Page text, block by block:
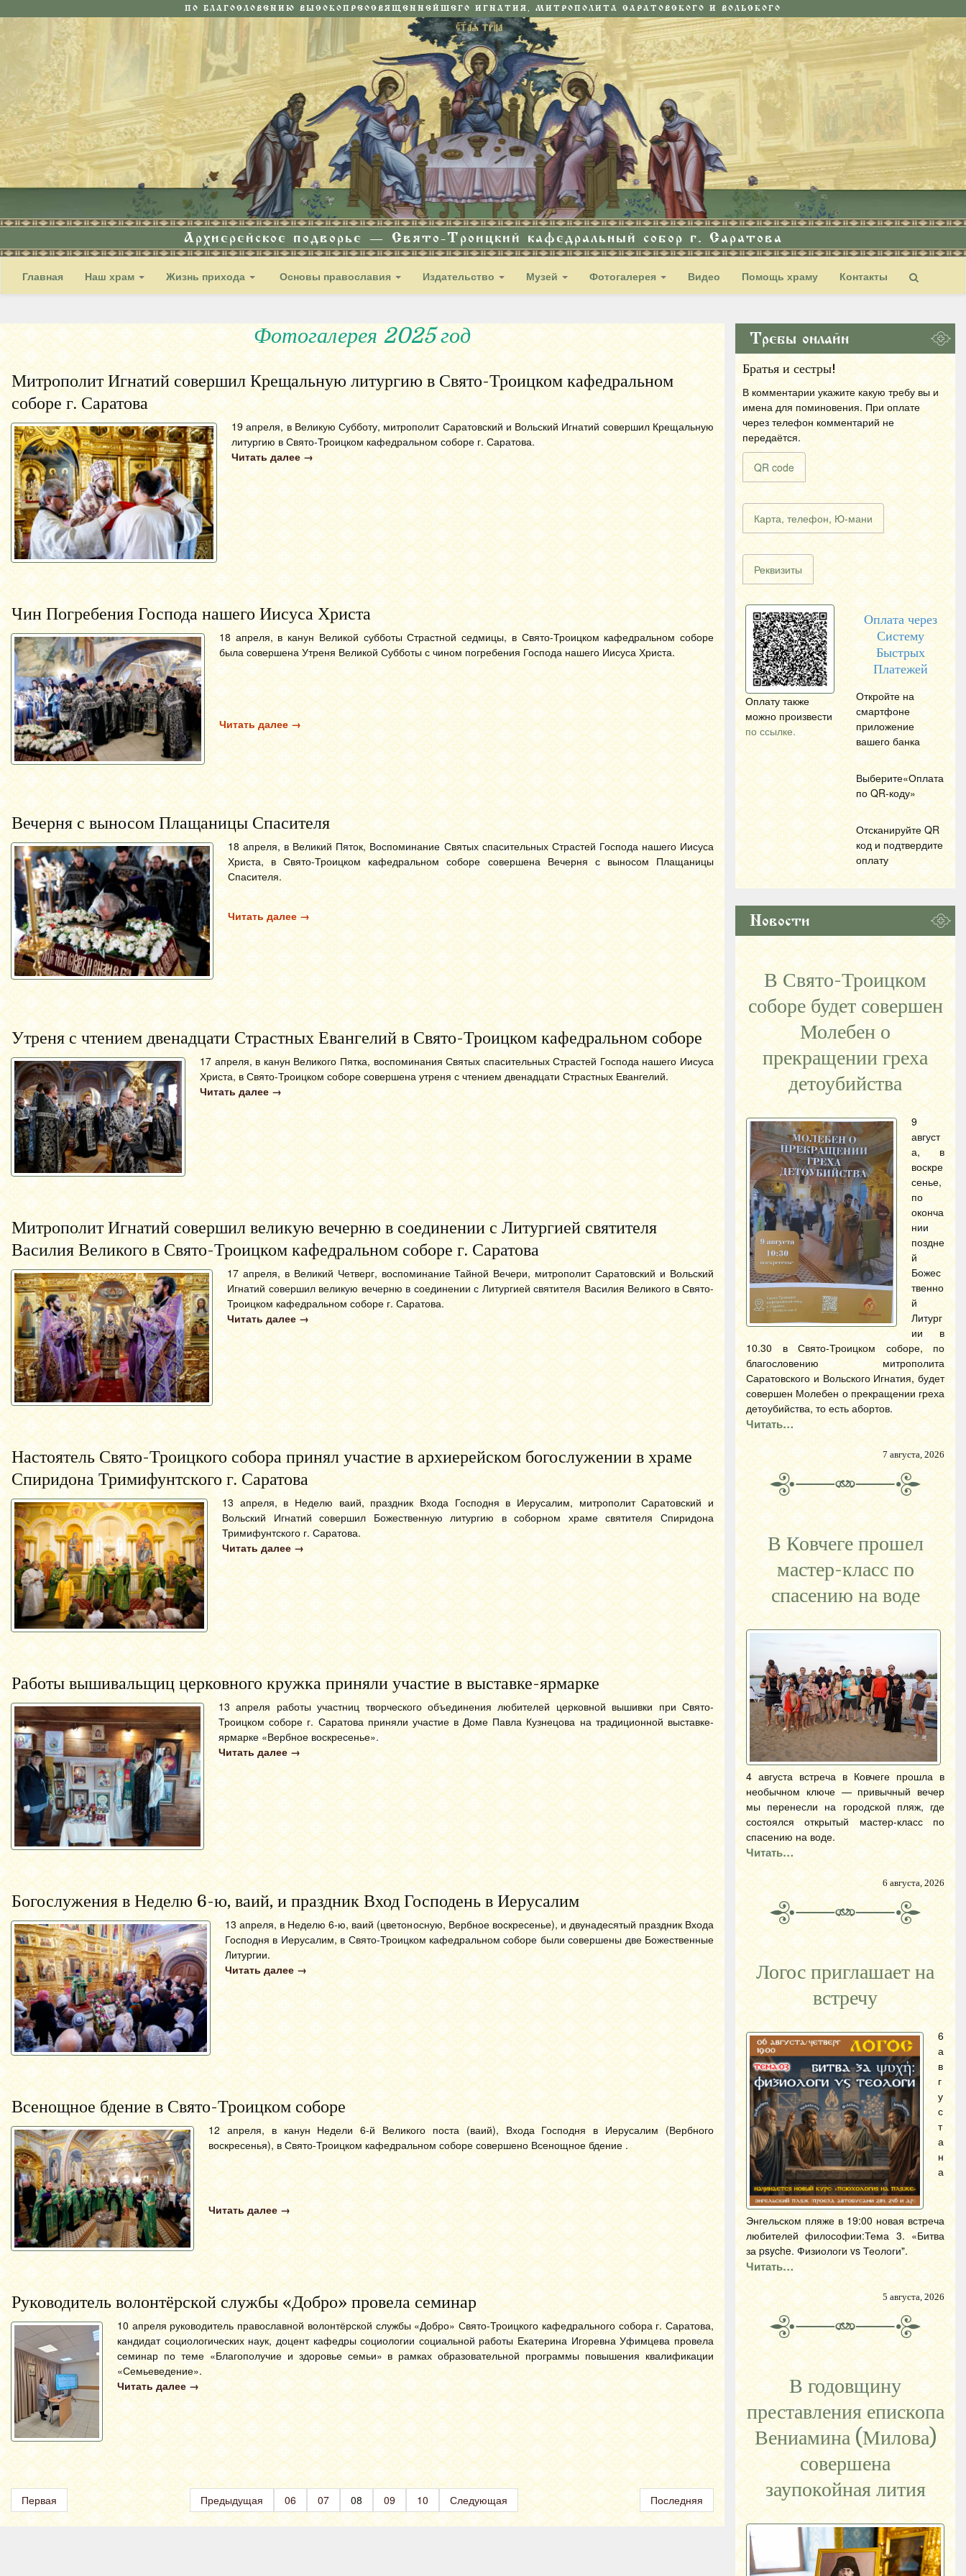
ПО БЛАГОСЛОВЕНИЮ ВЫСОКОПРЕОСВЯЩЕННЕЙШЕГО ИГНАТИЯ, МИТРОПОЛИТА САРАТОВСКОГО И ВОЛЬСКОГО
Архиерейское подворье — Свято-Троицкий кафедральный собор г. Саратова
Главная Наш храм Жизнь прихода Основы православия Издательство Музей Фотогалерея Видео Помощь храму Контакты
Фотогалерея 2025 год
Митрополит Игнатий совершил Крещальную литургию в Свято-Троицком кафедральном
соборе г. Саратова
19 апреля, в Великую Субботу, митрополит Саратовский и Вольский Игнатий совершил Крещальную
литургию в Свято-Троицком кафедральном соборе г. Саратова.
Читать далее →
Чин Погребения Господа нашего Иисуса Христа
18 апреля, в канун Великой субботы Страстной седмицы, в Свято-Троицком кафедральном соборе
была совершена Утреня Великой Субботы с чином погребения Господа нашего Иисуса Христа.
Читать далее →
Вечерня с выносом Плащаницы Спасителя
18 апреля, в Великий Пяток, Воспоминание Святых спасительных Страстей Господа нашего Иисуса
Христа, в Свято-Троицком кафедральном соборе совершена Вечерня с выносом Плащаницы
Спасителя.
Читать далее →
Утреня с чтением двенадцати Страстных Евангелий в Свято-Троицком кафедральном соборе
17 апреля, в канун Великого Пятка, воспоминания Святых спасительных Страстей Господа нашего Иисуса
Христа, в Свято-Троицком соборе совершена утреня с чтением двенадцати Страстных Евангелий.
Читать далее →
Митрополит Игнатий совершил великую вечерню в соединении с Литургией святителя
Василия Великого в Свято-Троицком кафедральном соборе г. Саратова
17 апреля, в Великий Четверг, воспоминание Тайной Вечери, митрополит Саратовский и Вольский
Игнатий совершил великую вечерню в соединении с Литургией святителя Василия Великого в Свято-
Троицком кафедральном соборе г. Саратова.
Читать далее →
Настоятель Свято-Троицкого собора принял участие в архиерейском богослужении в храме
Спиридона Тримифунтского г. Саратова
13 апреля, в Неделю ваий, праздник Входа Господня в Иерусалим, митрополит Саратовский и
Вольский Игнатий совершил Божественную литургию в соборном храме святителя Спиридона
Тримифунтского г. Саратова.
Читать далее →
Работы вышивальщиц церковного кружка приняли участие в выставке-ярмарке
13 апреля работы участниц творческого объединения любителей церковной вышивки при Свято-
Троицком соборе г. Саратова приняли участие в Доме Павла Кузнецова на традиционной выставке-
ярмарке «Вербное воскресенье».
Читать далее →
Богослужения в Неделю 6-ю, ваий, и праздник Вход Господень в Иерусалим
13 апреля, в Неделю 6-ю, ваий (цветоносную, Вербное воскресенье), и двунадесятый праздник Входа
Господня в Иерусалим, в Свято-Троицком кафедральном соборе были совершены две Божественные
Литургии.
Читать далее →
Всенощное бдение в Свято-Троицком соборе
12 апреля, в канун Недели 6-й Великого поста (ваий), Входа Господня в Иерусалим (Вербного
воскресенья), в Свято-Троицком кафедральном соборе совершено Всенощное бдение .
Читать далее→
Руководитель волонтёрской службы «Добро» провела семинар
10 апреля руководитель православной волонтёрской службы «Добро» Свято-Троицкого кафедрального собора г. Саратова,
кандидат социологических наук, доцент кафедры социологии социальной работы Екатерина Игоревна Уфимцева провела
семинар по теме «Благополучие и здоровье семьи» в рамках образовательной программы повышения квалификации
«Семьеведение».
Читать далее →
Первая Предыдущая 06 07 08 09 10 Следующая Последняя
Требы онлайн
Братья и сестры!
В комментарии укажите какую требу вы и
имена для поминовения. При оплате
через телефон комментарий не
передаётся.
QR code
Карта, телефон, Ю-мани
Реквизиты
Оплату также
можно произвести
по ссылке.
Оплата через
Систему
Быстрых
Платежей
Откройте на
смартфоне
приложение
вашего банка
Выберите«Оплата
по QR-коду»
Отсканируйте QR
код и подтвердите
оплату
Новости
В Свято-Троицком
соборе будет совершен
Молебен о
прекращении греха
детоубийства
9
август
а, в
воскре
сенье,
по
оконча
нии
поздне
й
Божес
твенно
й
Литург
ии в
10.30 в Свято-Троицком соборе, по
благословению митрополита
Саратовского и Вольского Игнатия, будет
совершен Молебен о прекращении греха
детоубийства, то есть абортов.
Читать…
7 августа, 2026
В Ковчеге прошел
мастер-класс по
спасению на воде
4 августа встреча в Ковчеге прошла в
необычном ключе — привычный вечер
мы перенесли на городской пляж, где
состоялся открытый мастер-класс по
спасению на воде.
Читать…
6 августа, 2026
Логос приглашает на
встречу
6
а
в
г
у
с
т
а
н
а
Энгельском пляже в 19:00 новая встреча
любителей философии:Тема 3. «Битва
за psyche. Физиологи vs Теологи".
Читать…
5 августа, 2026
В годовщину
преставления епископа
Вениамина (Милова)
совершена
заупокойная лития